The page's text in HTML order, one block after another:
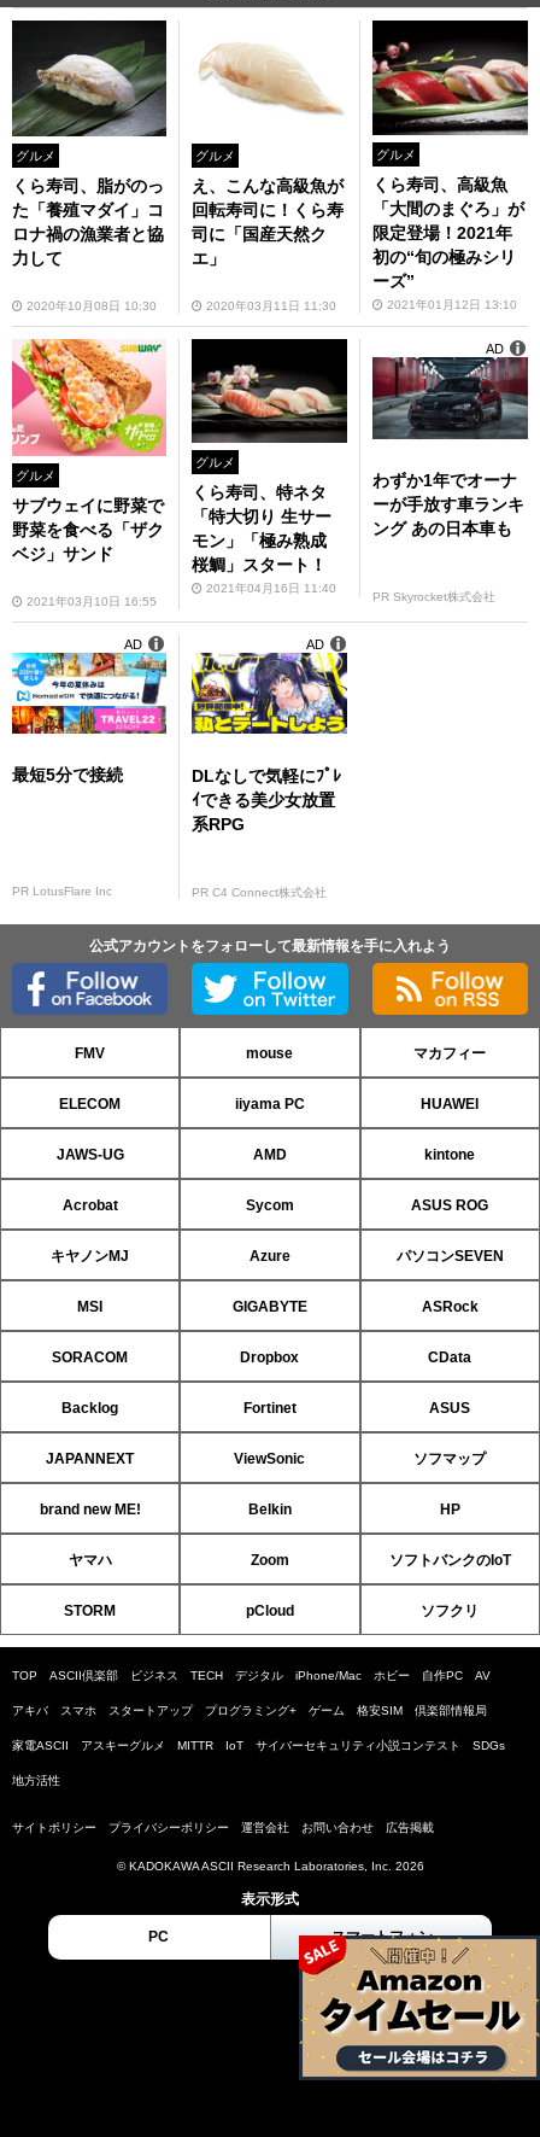
グルメ
くら寿司、脂がのっ
た「養殖マダイ」コ
ロナ禍の漁業者と協
力して
2020年10月08日 10:30
グルメ
え、こんな高級魚が
回転寿司に！くら寿
司に「国産天然ク
エ」
2020年03月11日 11:30
グルメ
くら寿司、高級魚
「大間のまぐろ」が
限定登場！2021年
初の“旬の極みシリ
ーズ”
2021年01月12日 13:10
グルメ
サブウェイに野菜で
野菜を食べる「ザク
ベジ」サンド
2021年03月10日 16:55
グルメ
くら寿司、特ネタ
「特大切り 生サー
モン」「極み熟成
桜鯛」スタート！
2021年04月16日 11:40
わずか1年でオーナ
ーが手放す車ランキ
ング あの日本車も
PR Skyrocket株式会社
AD
最短5分で接続
PR LotusFlare Inc
AD
DLなしで気軽にﾌﾟﾚ
ｲできる美少女放置
系RPG
PR C4 Connect株式会社
AD
公式アカウントをフォローして最新情報を手に入れよう
FMV mouse マカフィー
ELECOM iiyama PC HUAWEI
JAWS-UG AMD kintone
Acrobat Sycom ASUS ROG
キヤノンMJ Azure パソコンSEVEN
MSI GIGABYTE ASRock
SORACOM Dropbox CData
Backlog Fortinet ASUS
JAPANNEXT ViewSonic ソフマップ
brand new ME! Belkin HP
ヤマハ Zoom ソフトバンクのIoT
STORM pCloud ソフクリ
TOP ASCII倶楽部 ビジネス TECH デジタル iPhone/Mac ホビー 自作PC AV
アキバ スマホ スタートアップ プログラミング+ ゲーム 格安SIM 倶楽部情報局
家電ASCII アスキーグルメ MITTR IoT サイバーセキュリティ小説コンテスト SDGs
地方活性
サイトポリシー プライバシーポリシー 運営会社 お問い合わせ 広告掲載
© KADOKAWA ASCII Research Laboratories, Inc. 2026
表示形式
PC スマートフォン